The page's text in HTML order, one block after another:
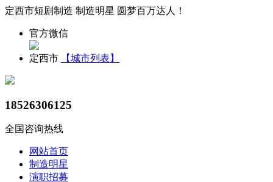
定西市短剧制造 制造明星 圆梦百万达人！
官方微信
定西市 【城市列表】
18526306125
全国咨询热线
网站首页
制造明星
演职招募